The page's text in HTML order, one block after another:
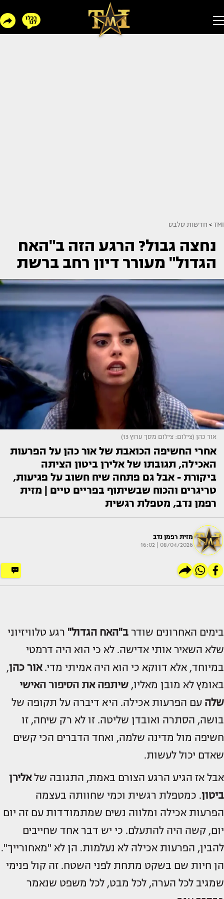
TMI
> חדשות סלבס
נחצה גבול? הרגע הזה ב"האח
הגדול" מעורר דיון רחב ברשת
אור כהן (צילום: צילום מסך ערוץ 13)
אחרי החשיפה הכואבת של אור כהן על הפרעות
האכילה, תגובתו של אלירן ביטון הציתה
ביקורת - אבל גם פתחה שיח חשוב על פגיעות,
טריגרים והכוח שבשיתוף בפריים טיים | מזית
רפמן נדב, מטפלת רגשית
מזית רפמן נדב
08/04/2026 | 16:02
בימים האחרונים שודר ב"האח הגדול" רגע טלוויזיוני
שלא השאיר אותי אדישה. לא כי הוא היה דרמטי
במיוחד, אלא דווקא כי הוא היה אמיתי מדי.אור כהן,
באומץ לא מובן מאליו, שיתפה את הסיפור האישי
שלה עם הפרעות אכילה. היא דיברה על תקופה של
בושה, הסתרה ואובדן שליטה. זו לא רק שיחה, זו
חשיפה מול מדינה שלמה, ואחד הדברים הכי קשים
שאדם יכול לעשות.
אבל אז הגיע הרגע הצורם באמת, התגובה שלאלירן
ביטון. כמטפלת רגשית וכמי שחוותה בעצמה
הפרעות אכילה ומלווה נשים שמתמודדות עם זה יום
יום, קשה היה להתעלם. כי יש דבר אחד שחייבים
להבין, הפרעות אכילה לא נעלמות. הן לא "מאחורייך".
הן חיות שם בשקט מתחת לפני השטח. זה קול פנימי
שמגיב לכל הערה, לכל מבט, לכל משפט שנאמר